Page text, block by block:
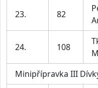
23. 82
24. 108
Minipřípravka III